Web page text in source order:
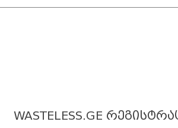
WASTELESS.GE